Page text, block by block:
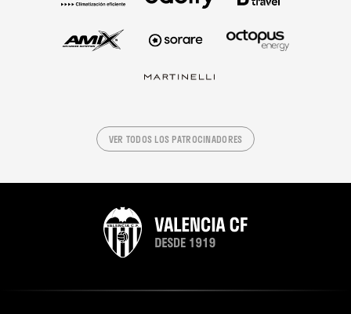
VER TODOS LOS PATROCINADORES